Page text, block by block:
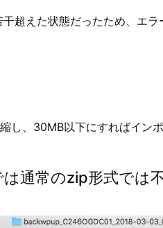
超えた状態だったため、エラ
し、30MB以下にすればイン
通常のzip形式では